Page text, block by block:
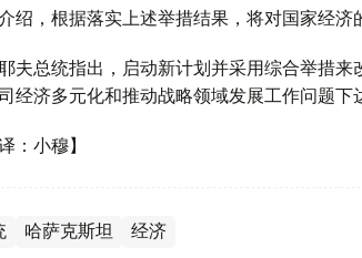
绍，根据落实上述举措结果，将对国家经济
夫总统指出，启动新计划并采用综合举措
经济多元化和推动战略领域发展工作问题下
：小穆】
哈萨克斯坦 经济